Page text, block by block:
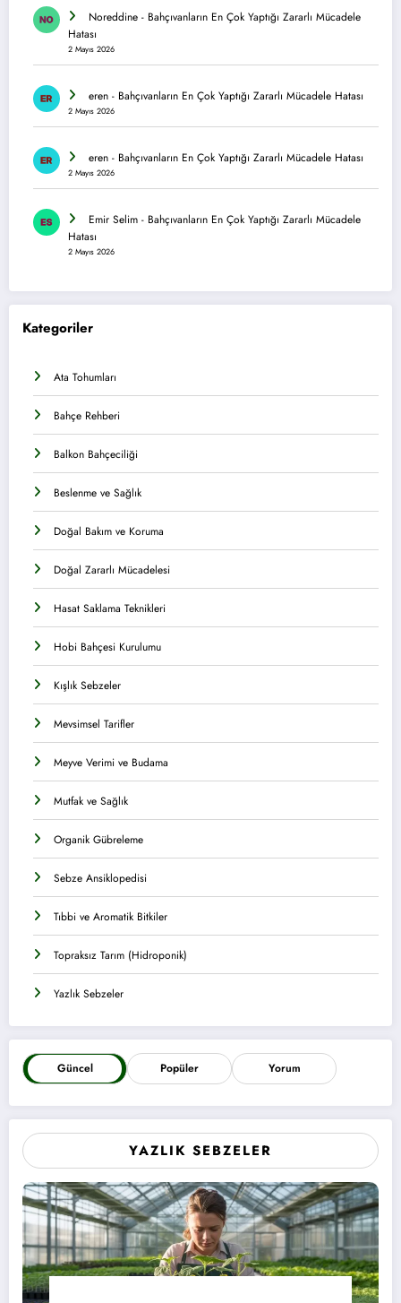
Noreddine - Bahçıvanların En Çok Yaptığı Zararlı Mücadele
Hatası
2 Mayıs 2026
eren - Bahçıvanların En Çok Yaptığı Zararlı Mücadele Hatası
2 Mayıs 2026
eren - Bahçıvanların En Çok Yaptığı Zararlı Mücadele Hatası
2 Mayıs 2026
Emir Selim - Bahçıvanların En Çok Yaptığı Zararlı Mücadele
Hatası
2 Mayıs 2026
Kategoriler
Ata Tohumları
Bahçe Rehberi
Balkon Bahçeciliği
Beslenme ve Sağlık
Doğal Bakım ve Koruma
Doğal Zararlı Mücadelesi
Hasat Saklama Teknikleri
Hobi Bahçesi Kurulumu
Kışlık Sebzeler
Mevsimsel Tarifler
Meyve Verimi ve Budama
Mutfak ve Sağlık
Organik Gübreleme
Sebze Ansiklopedisi
Tıbbi ve Aromatik Bitkiler
Topraksız Tarım (Hidroponik)
Yazlık Sebzeler
Güncel Popüler Yorum
YAZLIK SEBZELER